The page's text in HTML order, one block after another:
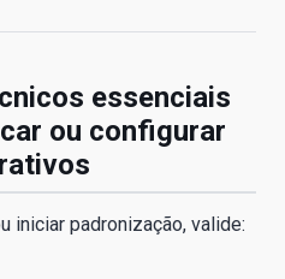
essenciais
ou configurar
iniciar padronização, valide: